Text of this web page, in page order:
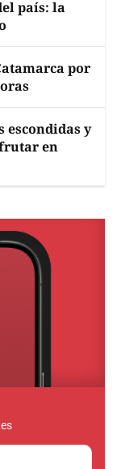
país: la
por
escondidas y
en